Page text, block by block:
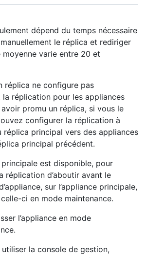
dépend du temps nécessaire
le réplica et rediriger
varie entre 20 et
réplica ne configure pas
réplication pour les appliances
promu un réplica, si vous le
configurer la réplication à
réplica principal vers des appliances
principal précédent.
principale est disponible, pour
réplication d’aboutir avant le
sur l’appliance principale,
ci en mode maintenance.
l’appliance en mode
utiliser la console de gestion,